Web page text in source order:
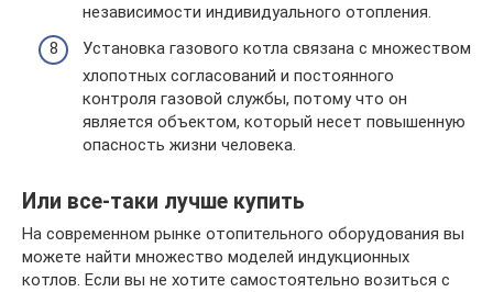
независимости индивидуального отопления.
Установка газового котла связана с множеством
хлопотных согласований и постоянного
контроля газовой службы, потому что он
является объектом, который несет повышенную
опасность жизни человека.
Или все-таки лучше купить
На современном рынке отопительного оборудования вы
можете найти множество моделей индукционных
котлов. Если вы не хотите самостоятельно возиться с